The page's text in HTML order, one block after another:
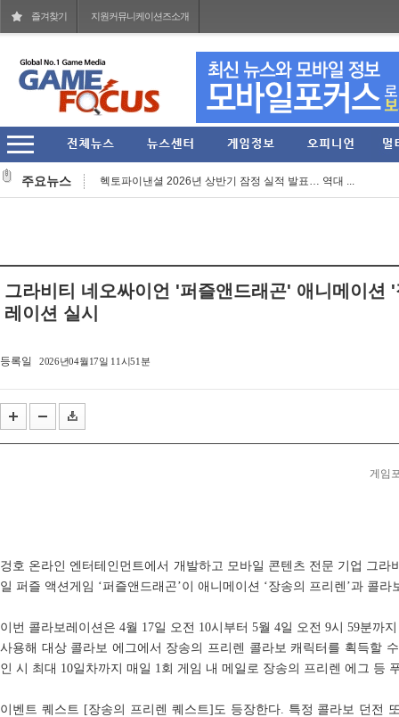
즐겨찾기 지원커뮤니케이션즈소개
주요뉴스
작곡 보조에서 블리자드 음악의 기둥으로... 아담 버...
헥토파이낸셜 2026년 상반기 잠정 실적 발표… 역대 ...
그라비티, '라그나로크 제로' 2026 여름 시즌 프로모...
그라비티 네오싸이언 '퍼즐앤드래곤' 애니메이션
레이션 실시
등록일 2026년04월17일 11시51분
게임
겅호 온라인 엔터테인먼트에서 개발하고 모바일 콘텐츠 전문 기업 그라
일 퍼즐 액션게임 ‘퍼즐앤드래곤’이 애니메이션 ‘장송의 프리렌’과 콜
이번 콜라보레이션은 4월 17일 오전 10시부터 5월 4일 오전 9시 59분까
사용해 대상 콜라보 에그에서 장송의 프리렌 콜라보 캐릭터를 획득할
인 시 최대 10일차까지 매일 1회 게임 내 메일로 장송의 프리렌 에그 등
이벤트 퀘스트 [장송의 프리렌 퀘스트]도 등장한다. 특정 콜라보 던전